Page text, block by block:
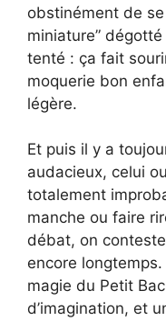
obstinément de
miniature”
tenté : ça fait
moquerie bon
légère.
Et puis il y a
audacieux, celui
totalement
manche ou faire
débat, on
encore
magie du Petit
d’imagination, et